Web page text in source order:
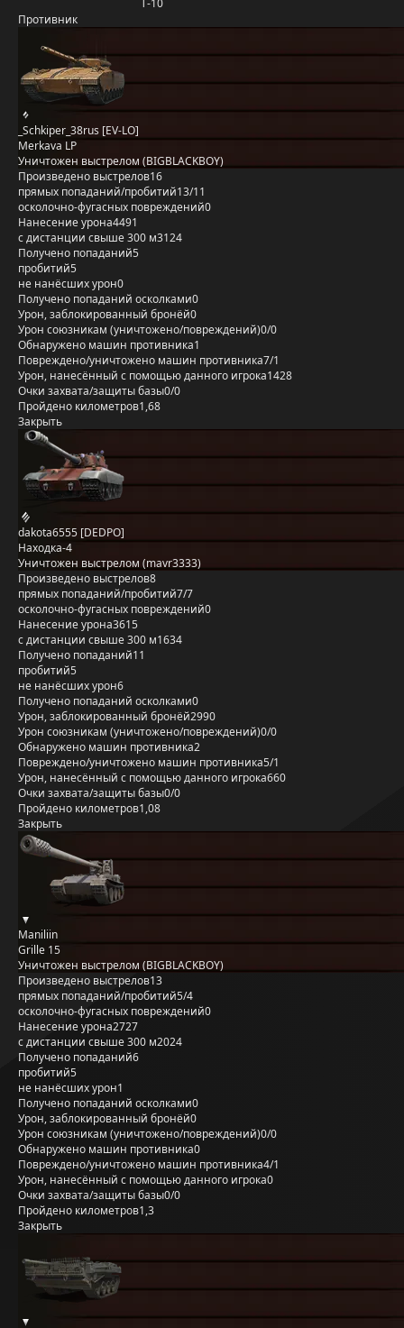
Т-10
Противник
_Schkiper_38rus [EV-LO]
Merkava LP
Уничтожен выстрелом (BIGBLACKBOY)
Произведено выстрелов16
прямых попаданий/пробитий13/11
осколочно-фугасных повреждений0
Нанесение урона4491
с дистанции свыше 300 м3124
Получено попаданий5
пробитий5
не нанёсших урон0
Получено попаданий осколками0
Урон, заблокированный бронёй0
Урон союзникам (уничтожено/повреждений)0/0
Обнаружено машин противника1
Повреждено/уничтожено машин противника7/1
Урон, нанесённый с помощью данного игрока1428
Очки захвата/защиты базы0/0
Пройдено километров1,68
Закрыть
dakota6555 [DEDPO]
Находка-4
Уничтожен выстрелом (mavr3333)
Произведено выстрелов8
прямых попаданий/пробитий7/7
осколочно-фугасных повреждений0
Нанесение урона3615
с дистанции свыше 300 м1634
Получено попаданий11
пробитий5
не нанёсших урон6
Получено попаданий осколками0
Урон, заблокированный бронёй2990
Урон союзникам (уничтожено/повреждений)0/0
Обнаружено машин противника2
Повреждено/уничтожено машин противника5/1
Урон, нанесённый с помощью данного игрока660
Очки захвата/защиты базы0/0
Пройдено километров1,08
Закрыть
Maniliin
Grille 15
Уничтожен выстрелом (BIGBLACKBOY)
Произведено выстрелов13
прямых попаданий/пробитий5/4
осколочно-фугасных повреждений0
Нанесение урона2727
с дистанции свыше 300 м2024
Получено попаданий6
пробитий5
не нанёсших урон1
Получено попаданий осколками0
Урон, заблокированный бронёй0
Урон союзникам (уничтожено/повреждений)0/0
Обнаружено машин противника0
Повреждено/уничтожено машин противника4/1
Урон, нанесённый с помощью данного игрока0
Очки захвата/защиты базы0/0
Пройдено километров1,3
Закрыть